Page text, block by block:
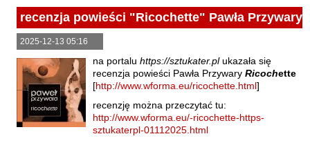
Franczak Jerzy
Frenger Marek
Gedroyć Krzysztof
Gleń Adrian
Gondek Katarzyna
Gorszewski Paweł
Grażyna ObrąpalskaPoprawki
Jakub Michał PawłowskiAgrestowe sny
Uta PrzybośCoraz
Gustaw Rajmus Królestwa
Rafał Sienkiewicz Smutny bóg
Karol SamselAutodafe 8
recenzja powieści "Ricochette" Pawła Przywary
2025-12-13 05:16
na portalu https://sztukater.plukazała się
recenzja powieści Pawła Przywary Ricochette
[http://www.wforma.eu/ricochette.html ]
recenzję można przeczytać tu:
http://www.wforma.eu/-ricochette-https-
sztukaterpl-01112025.html